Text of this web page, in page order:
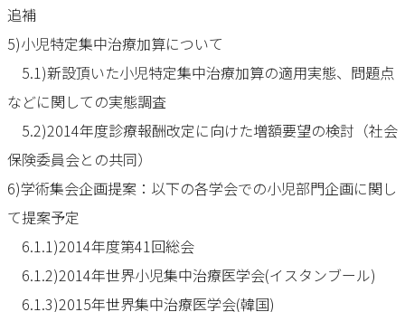
追補
5)小児特定集中治療加算について
5.1)新設頂いた小児特定集中治療加算の適用実態、問題点
などに関しての実態調査
5.2)2014年度診療報酬改定に向けた増額要望の検討（社会
保険委員会との共同）
6)学術集会企画提案：以下の各学会での小児部門企画に関し
て提案予定
6.1.1)2014年度第41回総会
6.1.2)2014年世界小児集中治療医学会(イスタンブール)
6.1.3)2015年世界集中治療医学会(韓国)